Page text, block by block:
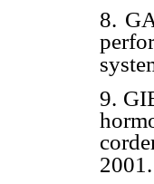
8.
9.
2001.